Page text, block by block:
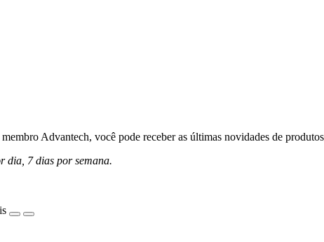
Advantech, você pode receber as últimas novidades de
dia, 7 dias por semana.